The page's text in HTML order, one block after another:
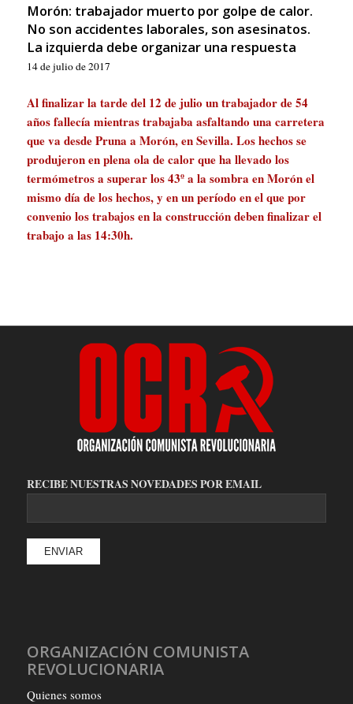
Morón: trabajador muerto por golpe de calor.
No son accidentes laborales, son asesinatos.
La izquierda debe organizar una respuesta
14 de julio de 2017
Al finalizar la tarde del 12 de julio un trabajador de 54
años fallecía mientras trabajaba asfaltando una carretera
que va desde Pruna a Morón, en Sevilla. Los hechos se
produjeron en plena ola de calor que ha llevado los
termómetros a superar los 43º a la sombra en Morón el
mismo día de los hechos, y en un período en el que por
convenio los trabajos en la construcción deben finalizar el
trabajo a las 14:30h.
RECIBE NUESTRAS NOVEDADES POR EMAIL
ORGANIZACIÓN COMUNISTA
REVOLUCIONARIA
Quienes somos